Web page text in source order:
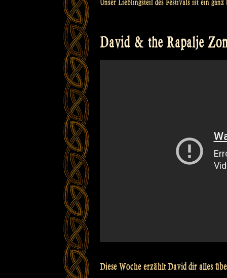
Unser Lieblingsteil des Festivals ist ein
David & the Rapalje
Diese Woche erzählt David dir alles